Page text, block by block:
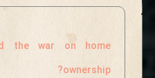
the war on home
ownership?